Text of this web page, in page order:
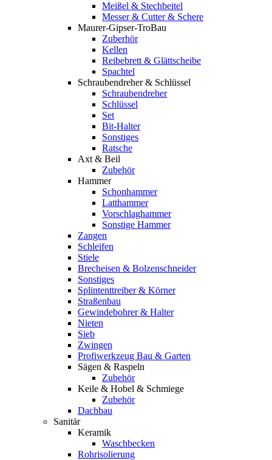
Meißel & Stechbeitel
Messer & Cutter & Schere
Maurer-Gipser-TroBau
Zuberhör
Kellen
Reibebrett & Glättscheibe
Spachtel
Schraubendreher & Schlüssel
Schraubendreher
Schlüssel
Set
Bit-Halter
Sonstiges
Ratsche
Axt & Beil
Zubehör
Hammer
Schonhammer
Latthammer
Vorschlaghammer
Sonstige Hammer
Zangen
Schleifen
Stiele
Brecheisen & Bolzenschneider
Sonstiges
Splintenttreiber & Körner
Straßenbau
Gewindebohrer & Halter
Nieten
Sieb
Zwingen
Profiwerkzeug Bau & Garten
Sägen & Raspeln
Zubehör
Keile & Hobel & Schmiege
Zubehör
Dachbau
Sanitär
Keramik
Waschbecken
Rohrisolierung